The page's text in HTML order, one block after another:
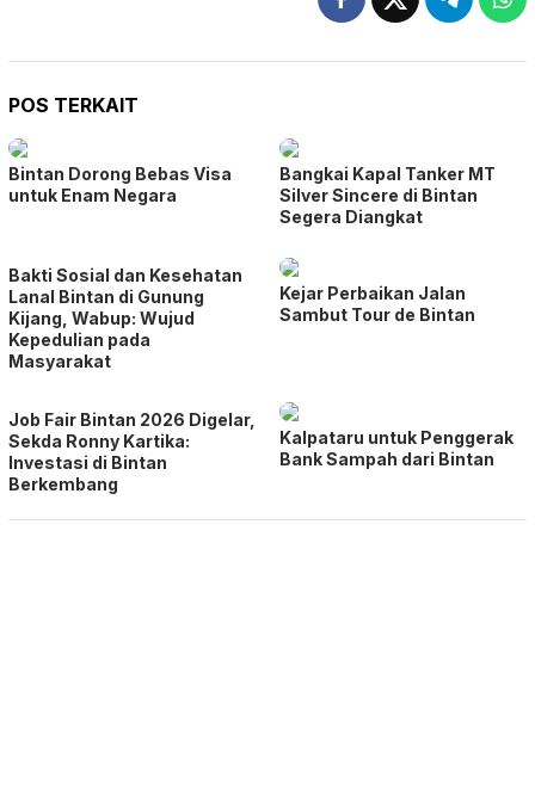
POS TERKAIT
Bintan Dorong Bebas Visa
untuk Enam Negara
Bangkai Kapal Tanker MT
Silver Sincere di Bintan
Segera Diangkat
Bakti Sosial dan Kesehatan
Lanal Bintan di Gunung
Kijang, Wabup: Wujud
Kepedulian pada
Masyarakat
Kejar Perbaikan Jalan
Sambut Tour de Bintan
Job Fair Bintan 2026 Digelar,
Sekda Ronny Kartika:
Investasi di Bintan
Berkembang
Kalpataru untuk Penggerak
Bank Sampah dari Bintan